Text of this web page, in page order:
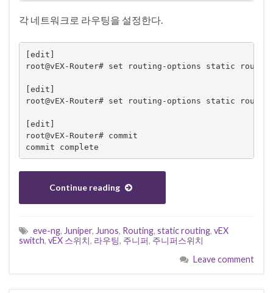
각 네트워크로 라우팅을 설정한다.
[edit]
root@vEX-Router# set routing-options static route
[edit]
root@vEX-Router# set routing-options static route
[edit]
root@vEX-Router# commit
commit complete
Continue reading
eve-ng, Juniper, Junos, Routing, static routing, vEX
switch, vEX 스위치, 라우팅, 주니퍼, 주니퍼스위치
Leave comment